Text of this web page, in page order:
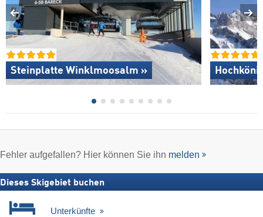
Steinplatte Winklmoosalm »
Fehler aufgefallen? Hier können Sie ihn melden
Dieses Skigebiet buchen
Unterkünfte